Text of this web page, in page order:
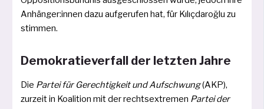
Anhänger:innen dazu auf­ge­ru­fen hat, für Kılıçdaroğlu zu
stimmen.
Demokratieverfall der letzten Jahre
Die Partei für Gerechtigkeit und Aufschwung(AKP),
zur­zeit in Koalition mit der rechts­ex­tre­men Partei der